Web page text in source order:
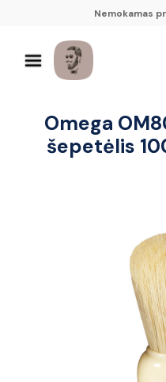
Nemokamas
Omega
šepetėlis